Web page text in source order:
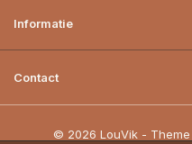
Informatie
Contact
© 2026 LouVik - Theme